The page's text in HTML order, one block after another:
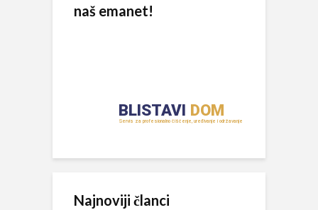
naš emanet!
Najnoviji članci